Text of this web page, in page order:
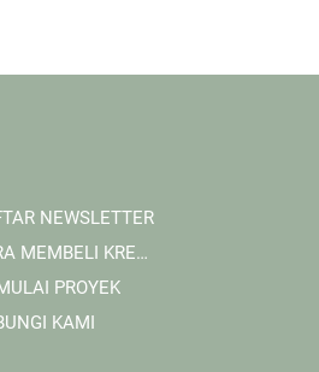
Belajar Melalui Sekolah
Barito
NEWSLETTER
CARA MEMBELI KREDIT KARBON
PROYEK
KAMI